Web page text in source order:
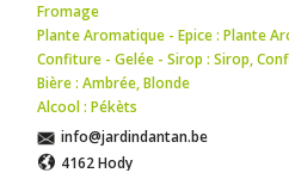
Fromage
Plante Aromatique - Epice : Plante
Confiture - Gelée - Sirop : Sirop,
Bière : Ambrée,Blonde
Alcool : Pékèts
info@jardindantan.be
4162 Hody